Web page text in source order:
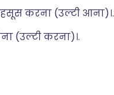
करना (उल्टी आना)।.
(उल्टी करना)।.